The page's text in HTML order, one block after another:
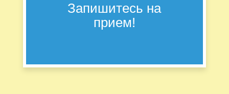
Запишитесь на
прием!